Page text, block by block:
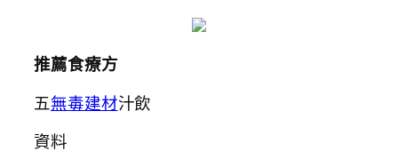
推薦食療方
五無毒建材汁飲
資料